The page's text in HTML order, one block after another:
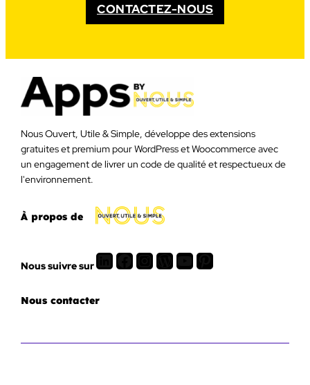
CONTACTEZ-NOUS
Nous Ouvert, Utile & Simple, développe des extensions
gratuites et premium pour WordPress et Woocommerce avec
un engagement de livrer un code de qualité et respectueux de
l'environnement.
À propos de
Nous suivre surLinkedIn Facebook Instagram WordPress Youtube Pinterest
Nous contacter